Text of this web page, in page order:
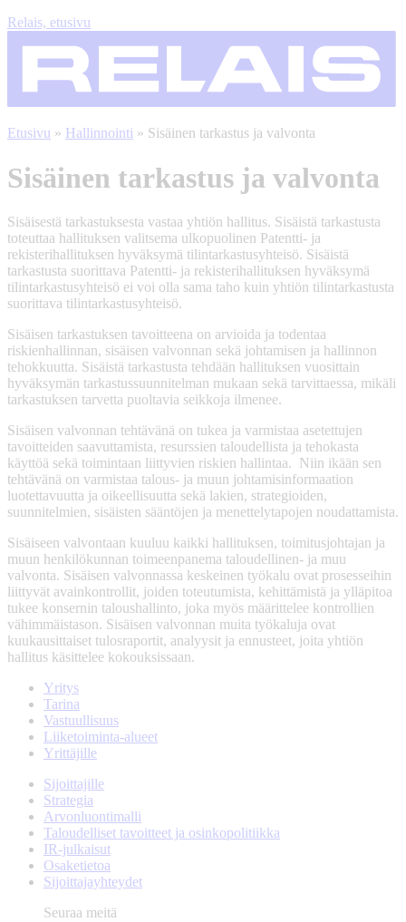
Relais, etusivu
Etusivu » Hallinnointi » Sisäinen tarkastus ja valvonta
Sisäinen tarkastus ja valvonta
Sisäisestä tarkastuksesta vastaa yhtiön hallitus. Sisäistä tarkastusta
toteuttaa hallituksen valitsema ulkopuolinen Patentti- ja
rekisterihallituksen hyväksymä tilintarkastusyhteisö. Sisäistä
tarkastusta suorittava Patentti- ja rekisterihallituksen hyväksymä
tilintarkastusyhteisö ei voi olla sama taho kuin yhtiön tilintarkastusta
suorittava tilintarkastusyhteisö.
Sisäisen tarkastuksen tavoitteena on arvioida ja todentaa
riskienhallinnan, sisäisen valvonnan sekä johtamisen ja hallinnon
tehokkuutta. Sisäistä tarkastusta tehdään hallituksen vuosittain
hyväksymän tarkastussuunnitelman mukaan sekä tarvittaessa, mikäli
tarkastuksen tarvetta puoltavia seikkoja ilmenee.
Sisäisen valvonnan tehtävänä on tukea ja varmistaa asetettujen
tavoitteiden saavuttamista, resurssien taloudellista ja tehokasta
käyttöä sekä toimintaan liittyvien riskien hallintaa. Niin ikään sen
tehtävänä on varmistaa talous- ja muun johtamisinformaation
luotettavuutta ja oikeellisuutta sekä lakien, strategioiden,
suunnitelmien, sisäisten sääntöjen ja menettelytapojen noudattamista.
Sisäiseen valvontaan kuuluu kaikki hallituksen, toimitusjohtajan ja
muun henkilökunnan toimeenpanema taloudellinen- ja muu
valvonta. Sisäisen valvonnassa keskeinen työkalu ovat prosesseihin
liittyvät avainkontrollit, joiden toteutumista, kehittämistä ja ylläpitoa
tukee konsernin taloushallinto, joka myös määrittelee kontrollien
vähimmäistason. Sisäisen valvonnan muita työkaluja ovat
kuukausittaiset tulosraportit, analyysit ja ennusteet, joita yhtiön
hallitus käsittelee kokouksissaan.
Yritys
Tarina
Vastuullisuus
Liiketoiminta-alueet
Yrittäjille
Sijoittajille
Strategia
Arvonluontimalli
Taloudelliset tavoitteet ja osinkopolitiikka
IR-julkaisut
Osaketietoa
Sijoittajayhteydet
Seuraa meitä